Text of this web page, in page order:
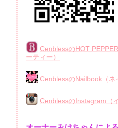
CenblessのHOT
ーティー）
CenblessのNailbook（ネ
CenblessのInstagram（